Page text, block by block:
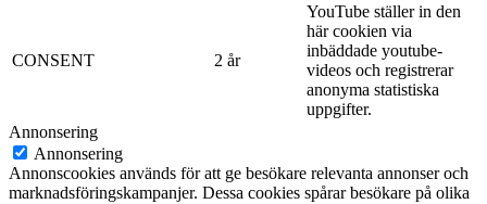
CONSENT 2 år
YouTube ställer in den
här cookien via
inbäddade youtube-
videos och registrerar
anonyma statistiska
uppgifter.
Annonsering
Annonsering
Annonscookies används för att ge besökare relevanta annonser och
marknadsföringskampanjer. Dessa cookies spårar besökare på olika